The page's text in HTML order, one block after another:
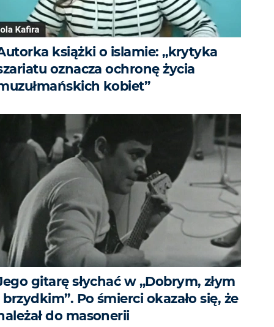
książki o islamie: „krytyka
oznacza ochronę życia
kobiet”
gitarę słychać w „Dobrym, złym
brzydkim”. Po śmierci okazało się, że
do masonerii